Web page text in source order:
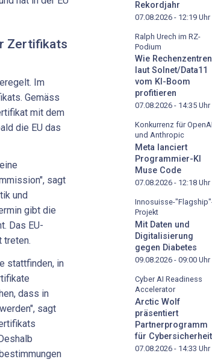
Zertifikats
Im
Gemäss
mit dem
die EU das
sagt
und
gibt die
Das EU-
treten.
stattfinden, in
dass in
sagt
Rekordjahr
07.08.2026 - 12:19 Uhr
Ralph Urech im RZ-
Podium
Wie Rechenzentren
laut Solnet/Data11
vom KI-Boom
profitieren
07.08.2026 - 14:35 Uhr
Konkurrenz für OpenAI
und Anthropic
Meta lanciert
Programmier-KI
Muse Code
07.08.2026 - 12:18 Uhr
Innosuisse-
Projekt
Mit Daten und
Digitalisierung
gegen Diabetes
09.08.2026 - 09:00 Uhr
Cyber AI Readiness
Accelerator
Arctic Wolf
präsentiert
Partnerprogramm
für Cybersicherheit
07.08.2026 - 14:33 Uhr